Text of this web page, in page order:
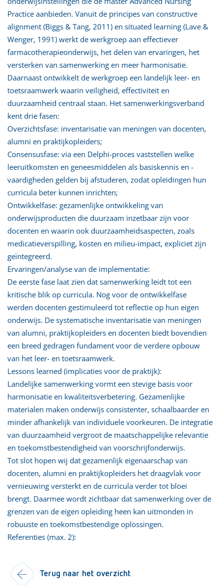
Practice aanbieden. Vanuit de principes van constructive
alignment (Biggs & Tang, 2011) en situated learning (Lave &
Wenger, 1991) werkt de werkgroep aan effectiever
farmacotherapieonderwijs, het delen van ervaringen, het
versterken van samenwerking en meer harmonisatie.
Daarnaast ontwikkelt de werkgroep een landelijk leer- en
toetsraamwerk waarin veiligheid, effectiviteit en
duurzaamheid centraal staan. Het samenwerkingsverband
kent drie fasen:
Overzichtsfase: inventarisatie van meningen van docenten,
alumni en praktijkopleiders;
Consensusfase: via een Delphi-proces vaststellen welke
leeruitkomsten en geneesmiddelen als basiskennis en -
vaardigheden gelden bij afstuderen, zodat opleidingen hun
curricula beter kunnen inrichten;
Ontwikkelfase: gezamenlijke ontwikkeling van
onderwijsproducten die duurzaam inzetbaar zijn voor
docenten en waarin ook duurzaamheidsaspecten, zoals
medicatieverspilling, kosten en milieu-impact, expliciet zijn
geïntegreerd.
Ervaringen/analyse van de implementatie:
De eerste fase laat zien dat samenwerking leidt tot een
kritische blik op curricula. Nog voor de ontwikkelfase
werden docenten gestimuleerd tot reflectie op hun eigen
onderwijs. De systematische inventarisatie van meningen
van alumni, praktijkopleiders en docenten biedt bovendien
een breed gedragen fundament voor de verdere opbouw
van het leer- en toetsraamwerk.
Lessons learned (implicaties voor de praktijk):
Landelijke samenwerking vormt een stevige basis voor
harmonisatie en kwaliteitsverbetering. Gezamenlijke
materialen maken onderwijs consistenter, schaalbaarder en
minder afhankelijk van individuele voorkeuren. De integratie
van duurzaamheid vergroot de maatschappelijke relevantie
en toekomstbestendigheid van voorschrijfonderwijs.
Tot slot hopen wij dat gezamenlijk eigenaarschap van
docenten, alumni en praktijkopleiders het draagvlak voor
vernieuwing versterkt en de curricula verder tot bloei
brengt. Daarmee wordt zichtbaar dat samenwerking over de
grenzen van de eigen opleiding heen kan uitmonden in
robuuste en toekomstbestendige oplossingen.
Referenties (max. 2):
Terug naar het overzicht